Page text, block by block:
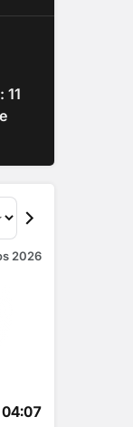
11
2026
04:07